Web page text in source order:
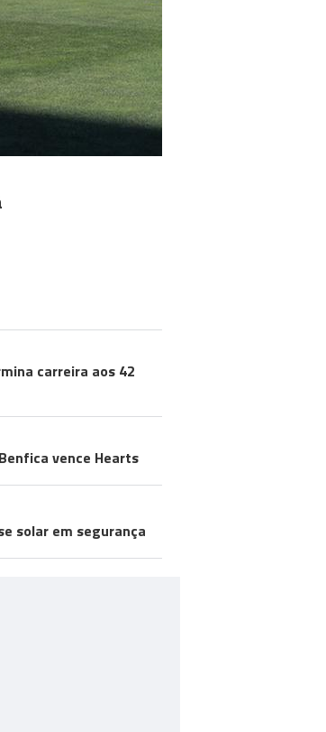
carreira aos 42
vence Hearts
solar em segurança